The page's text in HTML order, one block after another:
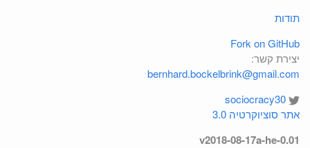
תודות
Fork on GitHub
יצירת קשר:
bernhard.bockelbrink@gmail.com
sociocracy30
אתר סוציוקרטיה 3.0
v2018-08-17a-he-0.01